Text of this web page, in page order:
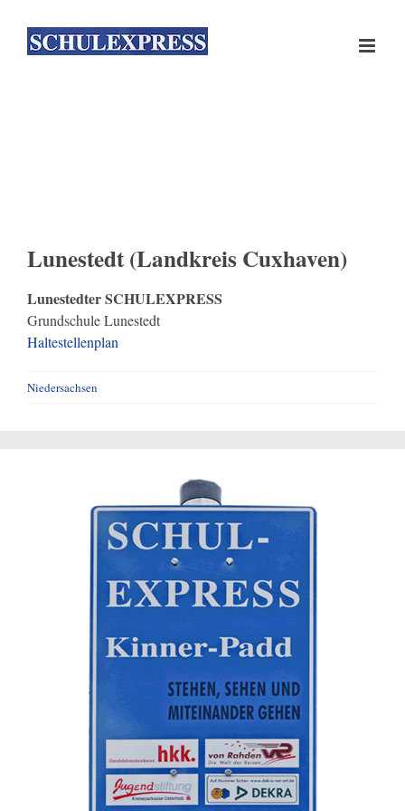
content
Lunestedt (Landkreis Cuxhaven)
Lunestedter SCHULEXPRESS
Grundschule Lunestedt
Haltestellenplan
Niedersachsen